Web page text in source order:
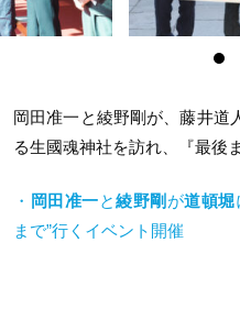
岡田准一と綾野剛が、藤井道
る生國魂神社を訪れ、『最後
・ 岡田准一と綾野剛 が道頓堀
まで”行くイベント開催